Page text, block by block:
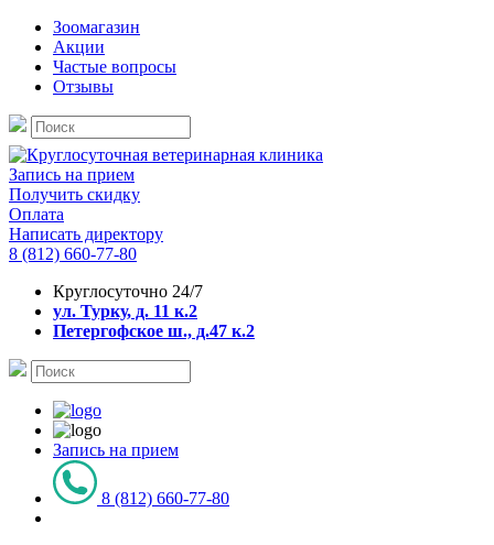
Зоомагазин
Акции
Частые вопросы
Отзывы
Запись на прием
Получить скидку
Оплата
Написать директору
8 (812) 660-77-80
Круглосуточно 24/7
ул. Турку, д. 11 к.2
Петергофское ш., д.47 к.2
Запись на прием
8 (812) 660-77-80